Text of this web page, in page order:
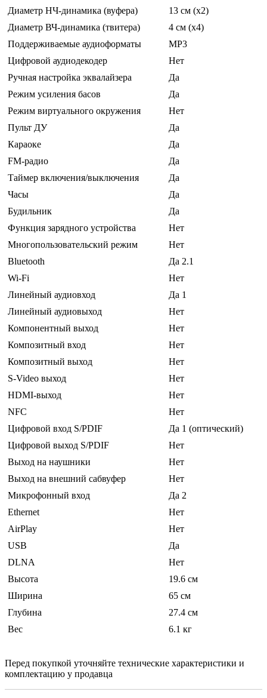
Диаметр НЧ-динамика (вуфера)
13 см (x2)
Диаметр ВЧ-динамика (твитера)
4 см (x4)
Поддерживаемые аудиоформаты
MP3
Цифровой аудиодекодер
Нет
Ручная настройка эквалайзера
Да
Режим усиления басов
Да
Режим виртуального окружения
Нет
Пульт ДУ
Да
Караоке
Да
FM-радио
Да
Таймер включения/выключения
Да
Часы
Да
Будильник
Да
Функция зарядного устройства
Нет
Многопользовательский режим
Нет
Bluetooth
Да 2.1
Wi-Fi
Нет
Линейный аудиовход
Да 1
Линейный аудиовыход
Нет
Компонентный выход
Нет
Композитный вход
Нет
Композитный выход
Нет
S-Video выход
Нет
HDMI-выход
Нет
NFC
Нет
Цифровой вход S/PDIF
Да 1 (оптический)
Цифровой выход S/PDIF
Нет
Выход на наушники
Нет
Выход на внешний сабвуфер
Нет
Микрофонный вход
Да 2
Ethernet
Нет
AirPlay
Нет
USB
Да
DLNA
Нет
Высота
19.6 см
Ширина
65 см
Глубина
27.4 см
Вес
6.1 кг
Перед покупкой уточняйте технические характеристики и
комплектацию у продавца